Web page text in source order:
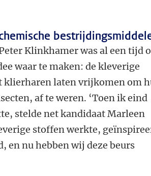
Klinkhamer was al een tijd
waar te maken: de kleverige
klierharen laten vrijkomen om
af te weren. ‘Toen ik eind
stelde net kandidaat Marleen
stoffen werkte,
en nu hebben wij deze beurs